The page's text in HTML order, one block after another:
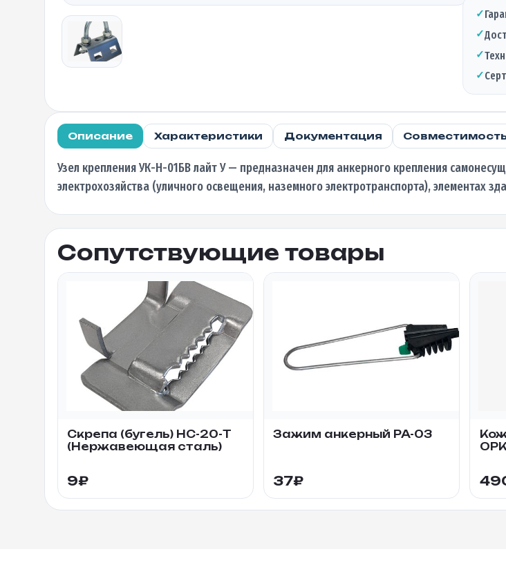
УК-
Н-01БВ
лайт
✓
✓
✓
✓
Описание Характеристики Документация
Узел крепления УК-Н-01БВ лайт У — предназначен для анкерного крепления
электрохозяйства (уличного освещения, наземного электротранспорта), элементах
Сопутствующие товары
Скрепа (бугель) НС-20-Т
(Нержавеющая сталь)
9₽
Зажим анкерный PA-03
37₽